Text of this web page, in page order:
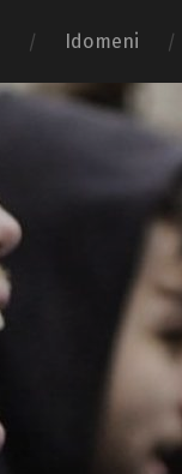
Idomeni